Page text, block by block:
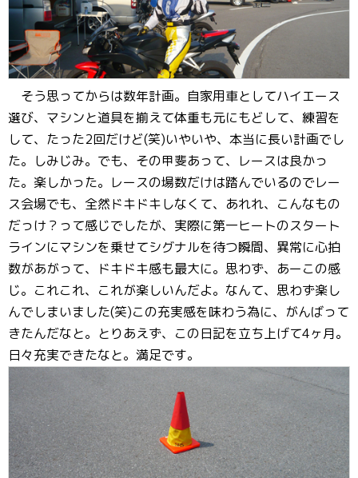
そう思ってからは数年計画。自家用車としてハイエース
選び、マシンと道具を揃えて体重も元にもどして、練習を
して、たった2回だけど(笑)いやいや、本当に長い計画でし
た。しみじみ。でも、その甲斐あって、レースは良かっ
た。楽しかった。レースの場数だけは踏んでいるのでレー
ス会場でも、全然ドキドキしなくて、あれれ、こんなもの
だっけ？って感じでしたが、実際に第一ヒートのスタート
ラインにマシンを乗せてシグナルを待つ瞬間、異常に心拍
数があがって、ドキドキ感も最大に。思わず、あーこの感
じ。これこれ、これが楽しいんだよ。なんて、思わず楽し
んでしまいました(笑)この充実感を味わう為に、がんばって
きたんだなと。とりあえず、この日記を立ち上げて4ヶ月。
日々充実できたなと。満足です。